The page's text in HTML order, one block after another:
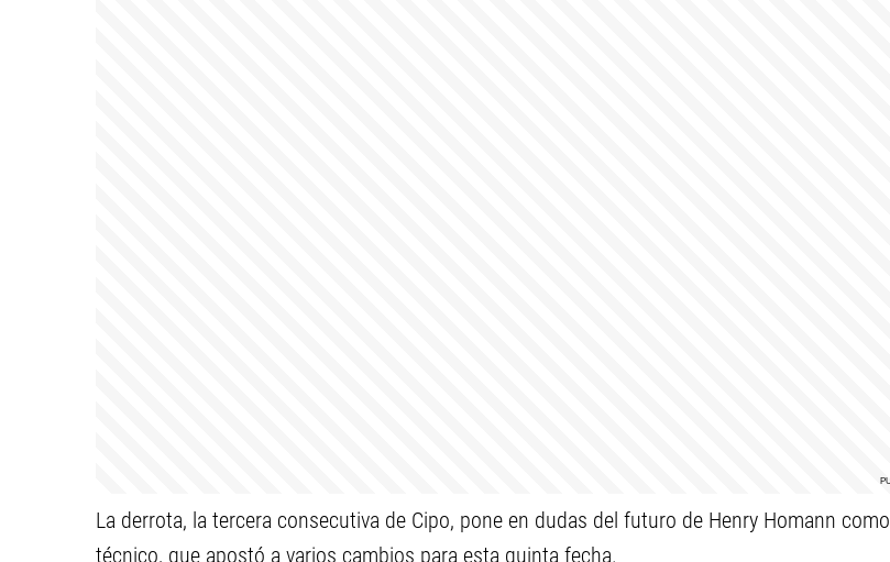
La derrota, la tercera consecutiva de Cipo, pone en dudas del futuro de Henry Homann como
técnico, que apostó a varios cambios para esta quinta fecha.